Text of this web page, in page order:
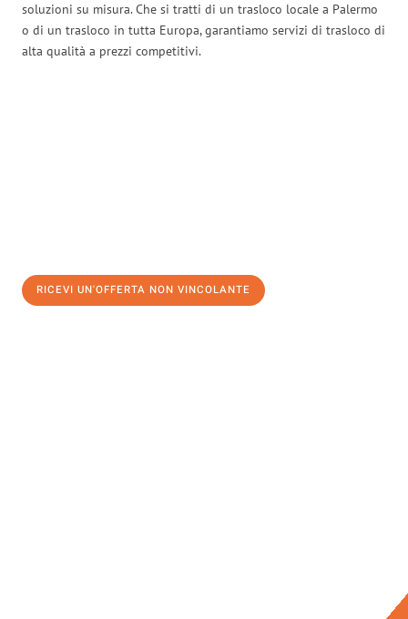
soluzioni su misura. Che si tratti di un trasloco locale a Palermo
o di un trasloco in tutta Europa, garantiamo servizi di trasloco di
alta qualità a prezzi competitivi.
RICEVI UN'OFFERTA NON VINCOLANTE